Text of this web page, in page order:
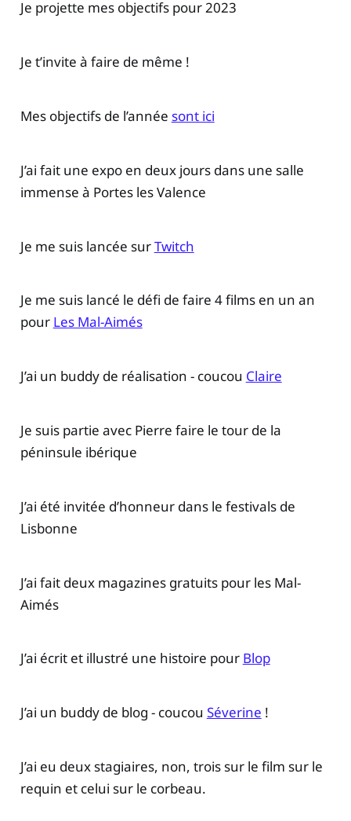
Je projette mes objectifs pour 2023
Je t’invite à faire de même !
Mes objectifs de l’année sont ici
J’ai fait une expo en deux jours dans une salle
immense à Portes les Valence
Je me suis lancée surTwitch
Je me suis lancé le défi de faire 4 films en un an
pour Les Mal-Aimés
J’ai un buddy de réalisation - coucou Claire
Je suis partie avec Pierre faire le tour de la
péninsule ibérique
J’ai été invitée d’honneur dans le festivals de
Lisbonne
J’ai fait deux magazines gratuits pour les Mal-
Aimés
J’ai écrit et illustré une histoire pour Blop
J’ai un buddy de blog - coucou Séverine !
J’ai eu deux stagiaires, non, trois sur le film sur le
requin et celui sur le corbeau.